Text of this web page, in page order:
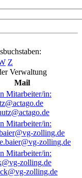
Z
Verwaltung
Mail
zolling.de
zolling.de